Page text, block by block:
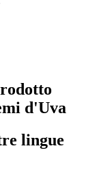
d'Uva
lingue